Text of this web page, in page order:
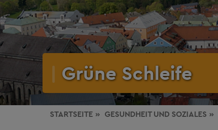
Grüne Schleife
STARTSEITE GESUNDHEITUND SOZIALES